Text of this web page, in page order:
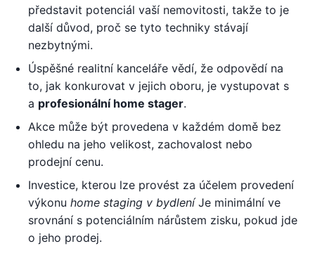
představit potenciál vaší nemovitosti, takže to je
další důvod, proč se tyto techniky stávají
nezbytnými.
Úspěšné realitní kanceláře vědí, že odpovědí na
to, jak konkurovat v jejich oboru, je vystupovat s
a profesionální home stager.
Akce může být provedena v každém domě bez
ohledu na jeho velikost, zachovalost nebo
prodejní cenu.
Investice, kterou lze provést za účelem provedení
výkonu home staging v bydleníJe minimální ve
srovnání s potenciálním nárůstem zisku, pokud jde
o jeho prodej.